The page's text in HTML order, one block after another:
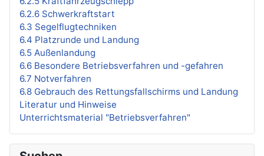
6.2.6 Schwerkraftstart
6.3 Segelflugtechniken
6.4 Platzrunde und Landung
6.5 Außenlandung
6.6 Besondere Betriebsverfahren und -gefahren
6.7 Notverfahren
6.8 Gebrauch des Rettungsfallschirms und Landung
Literatur und Hinweise
Unterrichtsmaterial "Betriebsverfahren"